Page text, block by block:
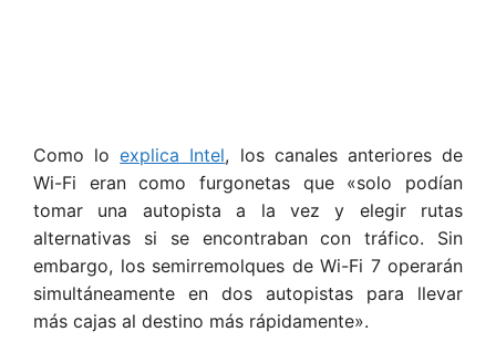
Como loexplica Intel, los canales anteriores de
Wi-Fi eran como furgonetas que «solo podían
tomar una autopista a la vez y elegir rutas
alternativas si se encontraban con tráfico. Sin
embargo, los semirremolques de Wi-Fi 7 operarán
simultáneamente en dos autopistas para llevar
más cajas al destino más rápidamente».